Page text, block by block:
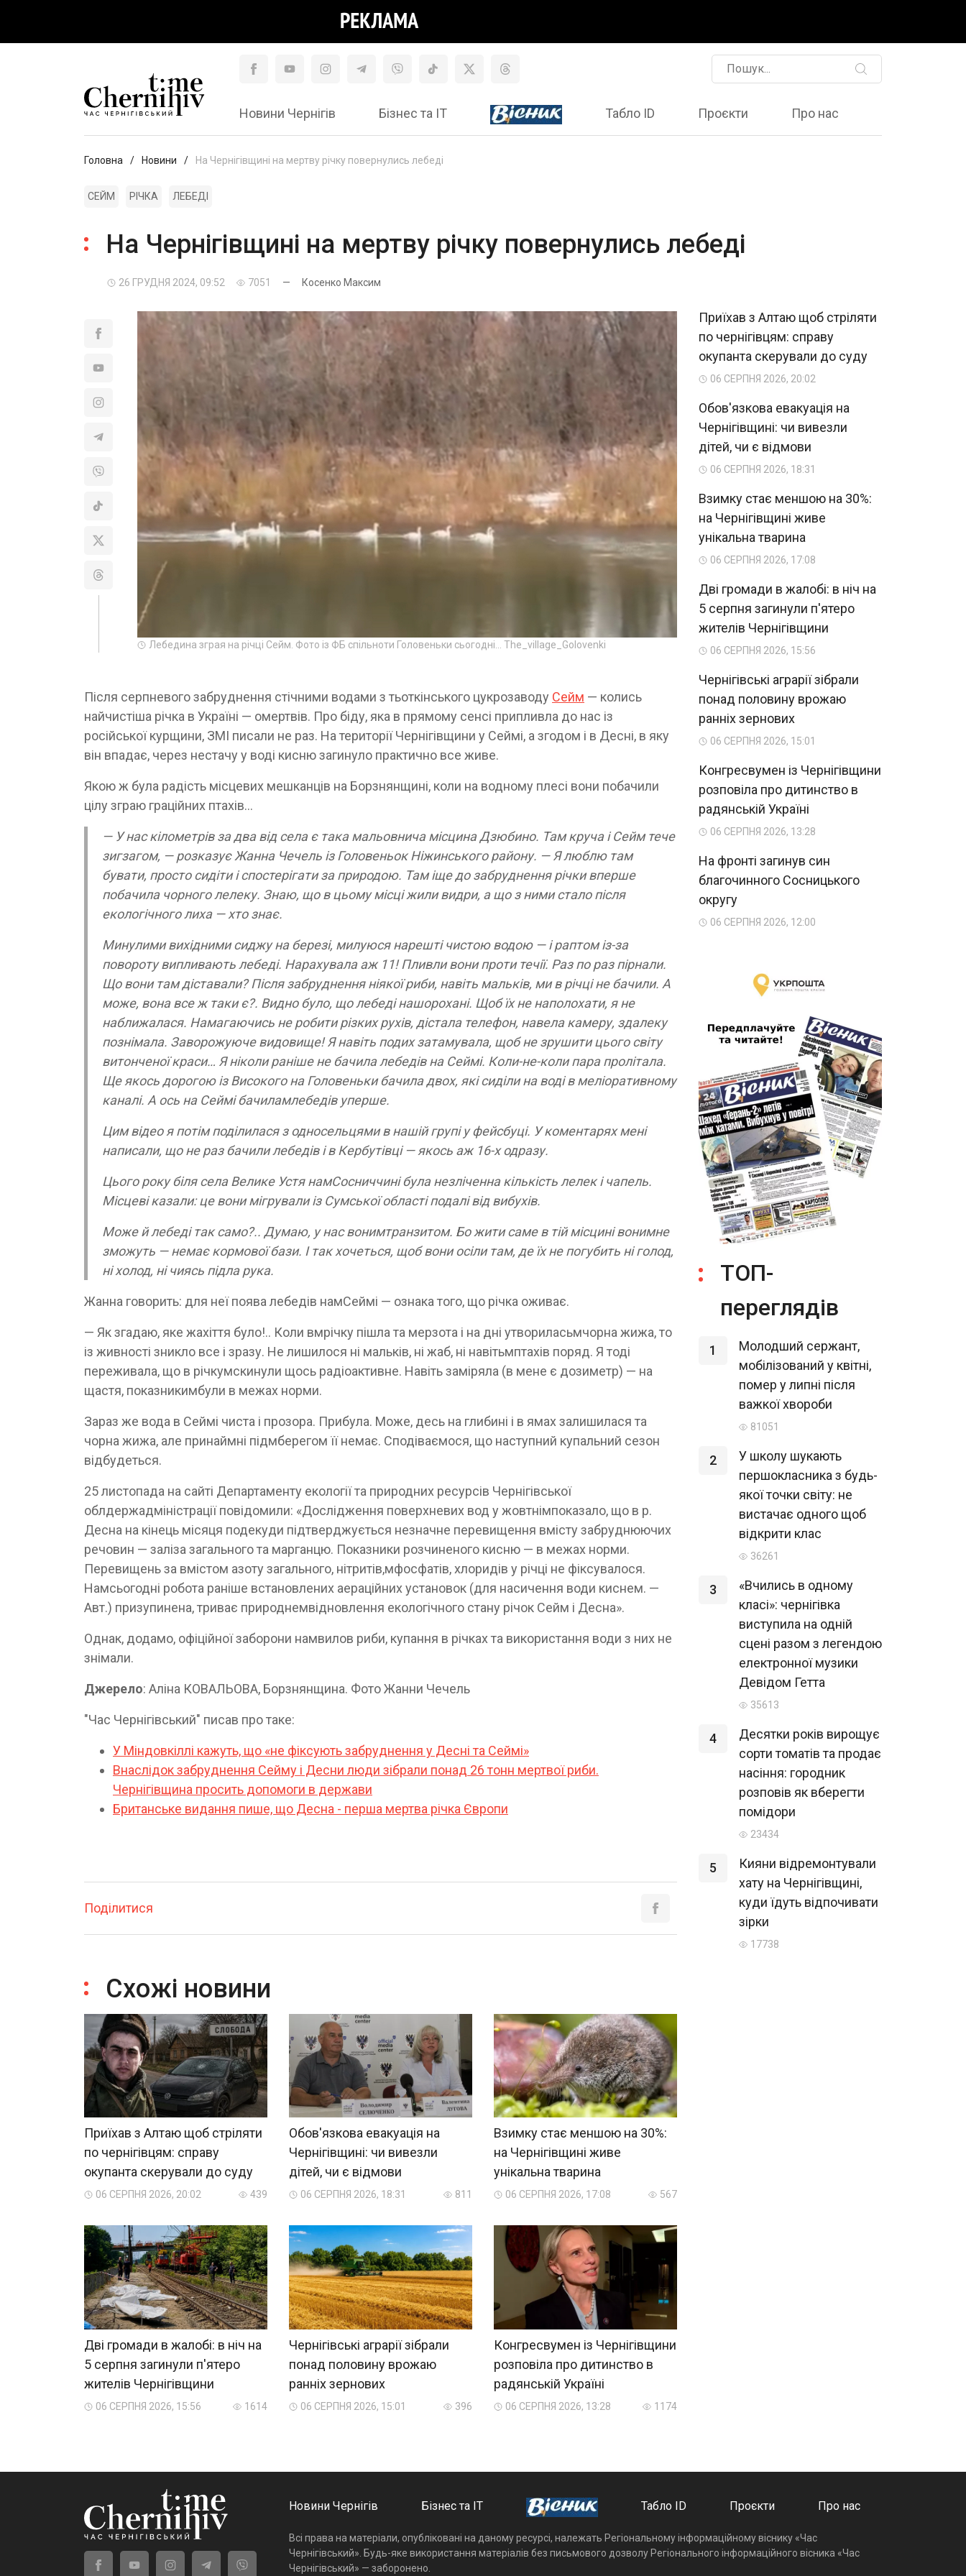
Новини Чернігів Бізнес та ІТ Табло ID Проєкти Про нас
Головна Новини На Чернігівщині на мертву річку повернулись лебеді
СЕЙМ РІЧКА ЛЕБЕДІ
На Чернігівщині на мертву річку повернулись лебеді
26 ГРУДНЯ 2024, 09:52 7051 — Косенко Максим
Лебедина зграя на річці Сейм. Фото із ФБ спільноти Головеньки сьогодні... The_village_Golovenki
Після серпневого забруднення стічними водами з тьоткінського цукрозаводу Сейм — колись
найчистіша річка в Україні — омертвів. Про біду, яка в прямому сенсі припливла до нас із
російської курщини, ЗМІ писали не раз. На території Чернігівщини у Сеймі, а згодом і в Десні, в яку
він впадає, через нестачу у воді кисню загинуло практично все живе.
Якою ж була радість місцевих мешканців на Борзнянщині, коли на водному плесі вони побачили
цілу зграю граційних птахів…
— У нас кілометрів за два від села є така мальовнича місцина Дзюбино. Там круча і Сейм тече
зигзагом, — розказує Жанна Чечель із Головеньок Ніжинського району. — Я люблю там
бувати, просто сидіти і спостерігати за природою. Там іще до забруднення річки вперше
побачила чорного лелеку. Знаю, що в цьому місці жили видри, а що з ними стало після
екологічного лиха — хто знає.
Минулими вихідними сиджу на березі, милуюся нарешті чистою водою — і раптом із-за
повороту випливають лебеді. Нарахувала аж 11! Пливли вони проти течії. Раз по раз пірнали.
Що вони там діставали? Після забруднення ніякої риби, навіть мальків, ми в річці не бачили. А
може, вона все ж таки є?. Видно було, що лебеді нашорохані. Щоб їх не наполохати, я не
наближалася. Намагаючись не робити різких рухів, дістала телефон, навела камеру, здалеку
познімала. Заворожуюче видовище! Я навіть подих затамувала, щоб не зрушити цього світу
витонченої краси… Я ніколи раніше не бачила лебедів на Сеймі. Коли-не-коли пара пролітала.
Ще якось дорогою із Високого на Головеньки бачила двох, які сиділи на воді в меліоративному
каналі. А ось на Сеймі бачиламлебедів уперше.
Цим відео я потім поділилася з односельцями в нашій групі у фейсбуці. У коментарях мені
написали, що не раз бачили лебедів і в Кербутівці — якось аж 16-х одразу.
Цього року біля села Велике Устя намСосниччині була незліченна кількість лелек і чапель.
Місцеві казали: це вони мігрували із Сумської області подалі від вибухів.
Може й лебеді так само?.. Думаю, у нас вонимтранзитом. Бо жити саме в тій місцині вонимне
зможуть — немає кормової бази. І так хочеться, щоб вони осіли там, де їх не погубить ні голод,
ні холод, ні чиясь підла рука.
Жанна говорить: для неї поява лебедів намСеймі — ознака того, що річка оживає.
— Як згадаю, яке жахіття було!.. Коли вмрічку пішла та мерзота і на дні утвориласьмчорна жижа, то
із живності зникло все і зразу. Не лишилося ні мальків, ні жаб, ні навітьмптахів поряд. Я тоді
переживала, що в річкумскинули щось радіоактивне. Навіть заміряла (в мене є дозиметр) — на
щастя, показникимбули в межах норми.
Зараз же вода в Сеймі чиста і прозора. Прибула. Може, десь на глибині і в ямах залишилася та
чорна жижа, але принаймні підмберегом її немає. Сподіваємося, що наступний купальний сезон
відбудеться.
25 листопада на сайті Департаменту екології та природних ресурсів Чернігівської
облдержадміністрації повідомили: «Дослідження поверхневих вод у жовтнімпоказало, що в р.
Десна на кінець місяця подекуди підтверджується незначне перевищення вмісту забруднюючих
речовин — заліза загального та марганцю. Показники розчиненого кисню — в межах норми.
Перевищень за вмістом азоту загального, нітритів,мфосфатів, хлоридів у річці не фіксувалося.
Намсьогодні робота раніше встановлених аераційних установок (для насичення води киснем. —
Авт.) призупинена, триває природнемвідновлення екологічного стану річок Сейм і Десна».
Однак, додамо, офіційної заборони намвилов риби, купання в річках та використання води з них не
знімали.
Джерело: Аліна КОВАЛЬОВА, Борзнянщина. Фото Жанни Чечель
"Час Чернігівський" писав про таке:
У Міндовкіллі кажуть, що «не фіксують забруднення у Десні та Сеймі»
Внаслідок забруднення Сейму і Десни люди зібрали понад 26 тонн мертвої риби.
Чернігівщина просить допомоги в держави
Британське видання пише, що Десна - перша мертва річка Європи
Поділитися
Схожі новини
Приїхав з Алтаю щоб стріляти
по чернігівцям: справу
окупанта скерували до суду
06 СЕРПНЯ 2026, 20:02 439
Обов'язкова евакуація на
Чернігівщині: чи вивезли
дітей, чи є відмови
06 СЕРПНЯ 2026, 18:31 811
Взимку стає меншою на 30%:
на Чернігівщині живе
унікальна тварина
06 СЕРПНЯ 2026, 17:08 567
Дві громади в жалобі: в ніч на
5 серпня загинули п'ятеро
жителів Чернігівщини
06 СЕРПНЯ 2026, 15:56 1614
Чернігівські аграрії зібрали
понад половину врожаю
ранніх зернових
06 СЕРПНЯ 2026, 15:01 396
Конгресвумен із Чернігівщини
розповіла про дитинство в
радянській Україні
06 СЕРПНЯ 2026, 13:28 1174
Приїхав з Алтаю щоб стріляти
по чернігівцям: справу
окупанта скерували до суду
06 СЕРПНЯ 2026, 20:02
Обов'язкова евакуація на
Чернігівщині: чи вивезли
дітей, чи є відмови
06 СЕРПНЯ 2026, 18:31
Взимку стає меншою на 30%:
на Чернігівщині живе
унікальна тварина
06 СЕРПНЯ 2026, 17:08
Дві громади в жалобі: в ніч на
5 серпня загинули п'ятеро
жителів Чернігівщини
06 СЕРПНЯ 2026, 15:56
Чернігівські аграрії зібрали
понад половину врожаю
ранніх зернових
06 СЕРПНЯ 2026, 15:01
Конгресвумен із Чернігівщини
розповіла про дитинство в
радянській Україні
06 СЕРПНЯ 2026, 13:28
На фронті загинув син
благочинного Сосницького
округу
06 СЕРПНЯ 2026, 12:00
ТОП-
переглядів
1
Молодший сержант,
мобілізований у квітні,
помер у липні після
важкої хвороби
81051
2
У школу шукають
першокласника з будь-
якої точки світу: не
вистачає одного щоб
відкрити клас
36261
3
«Вчились в одному
класі»: чернігівка
виступила на одній
сцені разом з легендою
електронної музики
Девідом Гетта
35613
4
Десятки років вирощує
сорти томатів та продає
насіння: городник
розповів як вберегти
помідори
23434
5
Кияни відремонтували
хату на Чернігівщині,
куди їдуть відпочивати
зірки
17738
Новини Чернігів Бізнес та ІТ Табло ID Проєкти Про нас
Всі права на матеріали, опубліковані на даному ресурсі, належать Регіональному інформаційному віснику «Час
Чернігівський». Будь-яке використання матеріалів без письмового дозволу Регіонального інформаційного вісника «Час
Чернігівський» — заборонено.